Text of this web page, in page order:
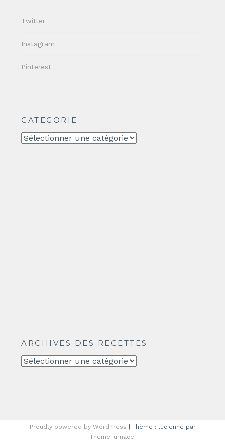
Twitter
Instagram
Pinterest
CATEGORIE
CATEGORIE
ARCHIVES DES RECETTES
Archives
Proudly powered by WordPress
Thème : lucienne par
ThemeFurnace.